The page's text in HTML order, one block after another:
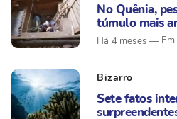
No Quênia,
túmulo mais
Há 4 meses
Bizarro
Sete fatos